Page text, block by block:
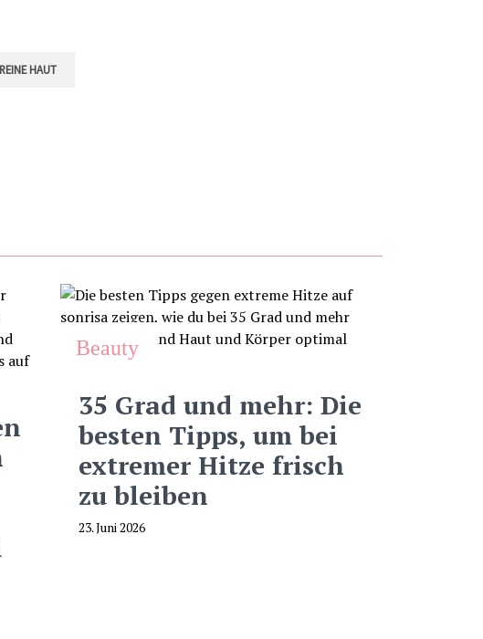
HAUT
Beauty
35 Grad und mehr: Die
besten Tipps, um bei
extremer Hitze frisch
zu bleiben
23. Juni 2026